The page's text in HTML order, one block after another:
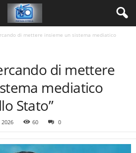
di mettere insieme un sistema mediatico
di mettere
mediatico
Stato”
60 0